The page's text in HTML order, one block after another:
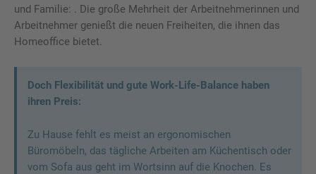
und Familie: . Die große Mehrheit der Arbeitnehmerinnen und
Arbeitnehmer genießt die neuen Freiheiten, die ihnen das
Homeoffice bietet.
Doch Flexibilität und gute Work-Life-Balance haben
ihren Preis:
Zu Hause fehlt es meist an ergonomischen
Büromöbeln, das tägliche Arbeiten am Küchentisch oder
vom Sofa aus geht im Wortsinn auf die Knochen. Es